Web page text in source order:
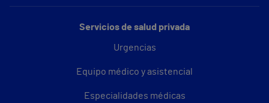
Servicios de salud privada
Urgencias
Equipo médico y asistencial
Especialidades médicas